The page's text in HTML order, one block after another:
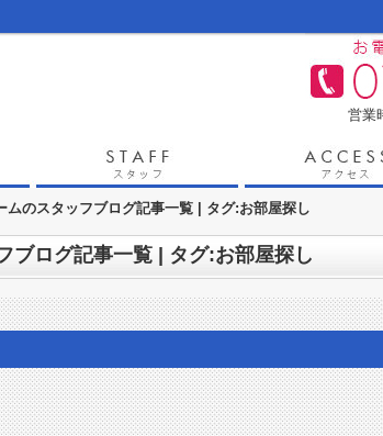
営業
ムのスタッフブログ記事一覧 | タグ:お部屋探し
ブログ記事一覧 | タグ:お部屋探し